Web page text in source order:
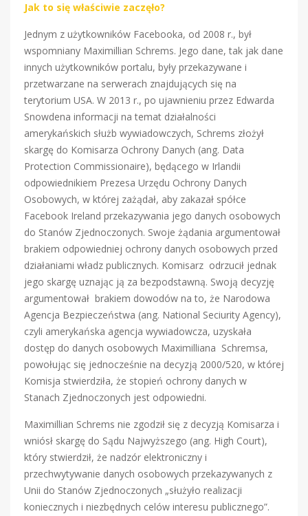
Jak to się właściwie zaczęło?
Jednym z użytkowników Facebooka, od 2008 r., był
wspomniany Maximillian Schrems. Jego dane, tak jak dane
innych użytkowników portalu, były przekazywane i
przetwarzane na serwerach znajdujących się na
terytorium USA. W 2013 r., po ujawnieniu przez Edwarda
Snowdena informacji na temat działalności
amerykańskich służb wywiadowczych, Schrems złożył
skargę do Komisarza Ochrony Danych (ang. Data
Protection Commissionaire), będącego w Irlandii
odpowiednikiem Prezesa Urzędu Ochrony Danych
Osobowych, w której zażądał, aby zakazał spółce
Facebook Ireland przekazywania jego danych osobowych
do Stanów Zjednoczonych. Swoje żądania argumentował
brakiem odpowiedniej ochrony danych osobowych przed
działaniami władz publicznych. Komisarz odrzucił jednak
jego skargę uznając ją za bezpodstawną. Swoją decyzję
argumentował brakiem dowodów na to, że Narodowa
Agencja Bezpieczeństwa (ang. National Seciurity Agency),
czyli amerykańska agencja wywiadowcza, uzyskała
dostęp do danych osobowych Maximilliana Schremsa,
powołując się jednocześnie na decyzją 2000/520, w której
Komisja stwierdziła, że stopień ochrony danych w
Stanach Zjednoczonych jest odpowiedni.
Maximillian Schrems nie zgodził się z decyzją Komisarza i
wniósł skargę do Sądu Najwyższego (ang. High Court),
który stwierdził, że nadzór elektroniczny i
przechwytywanie danych osobowych przekazywanych z
Unii do Stanów Zjednoczonych „służyło realizacji
koniecznych i niezbędnych celów interesu publicznego”.